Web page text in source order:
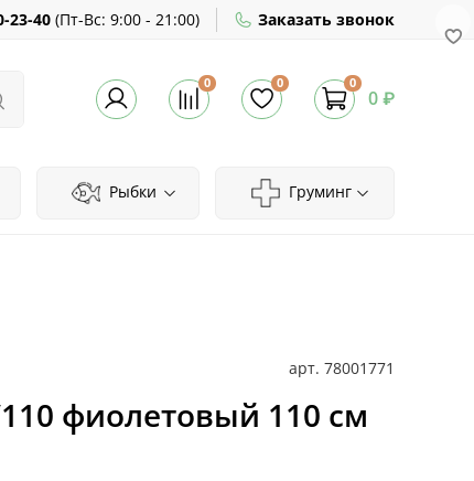
23-40 (Пт-Вс: 9:00 - 21:00) Заказать звонок
0 0 0
0 ₽
Рыбки Груминг
арт. 78001771
фиолетовый 110 см